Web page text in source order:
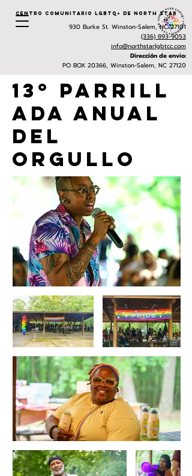
Centro Comunitario LGBTQ+ de North Star
930 Burke St. Winston-Salem, NC 27101
(336) 893-9053
info@northstarlgbtcc.com
Dirección de envio:
PO BOX 20366, Winston-Salem, NC 27120
13º Parrill
ada Anual
del
Orgullo